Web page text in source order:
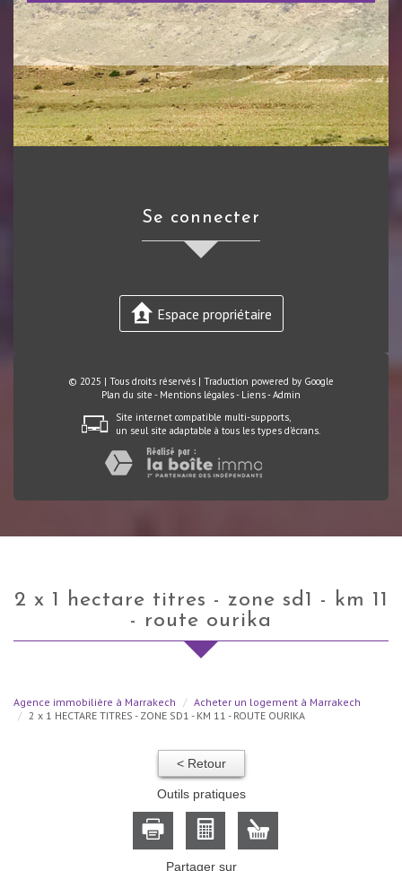
se connecter
Espace propriétaire
© 2025 | Tous droits réservés | Traduction powered by Google
Plan du site - Mentions légales- Liens-Admin
Site internet compatible multi-supports,
un seul site adaptable à tous les types d'écrans.
2 x 1 hectare titres - zone sd1 - km 11
- route ourika
Agence immobilière à Marrakech
Acheter un logement à Marrakech
2 x 1 HECTARE TITRES - ZONE SD1 - KM 11 - ROUTE OURIKA
< Retour
Outils pratiques
Partager sur